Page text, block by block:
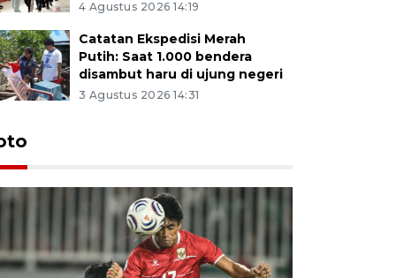
4 Agustus 2026 14:19
Catatan Ekspedisi Merah
Putih: Saat 1.000 bendera
disambut haru di ujung negeri
3 Agustus 2026 14:31